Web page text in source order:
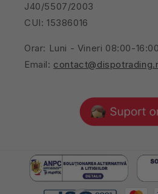
J40/5507/2003
CUI: 15386016
Orar: Luni - Vineri 08:00-16:00
Email: